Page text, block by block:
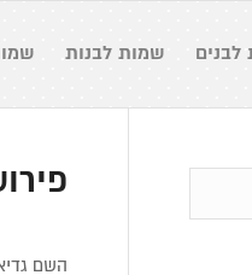
לבנים שמות לבנות
השם